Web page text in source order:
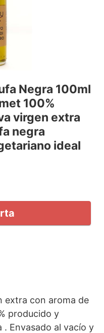
Negra 100ml
100%
virgen extra
negra
ideal
extra con aroma de
producido y
Envasado al vacío y